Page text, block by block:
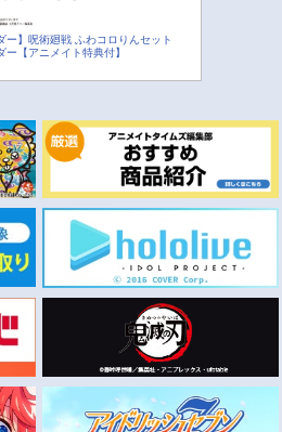
ー】呪術廻戦 ふわコロりんセット
ー【アニメイト特典付】